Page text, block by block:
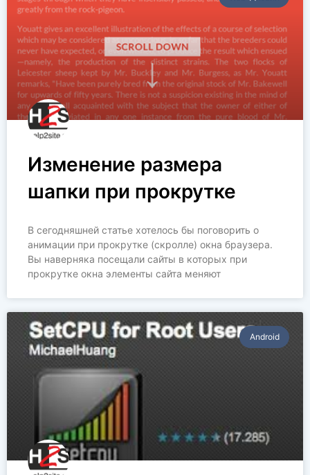
Изменение размера
шапки при прокрутке
В сегодняшней статье хотелось бы поговорить о
анимации при прокрутке (скролле) окна браузера.
Вы наверняка посещали сайты в которых при
прокрутке окна элементы сайта меняют
Аndroid